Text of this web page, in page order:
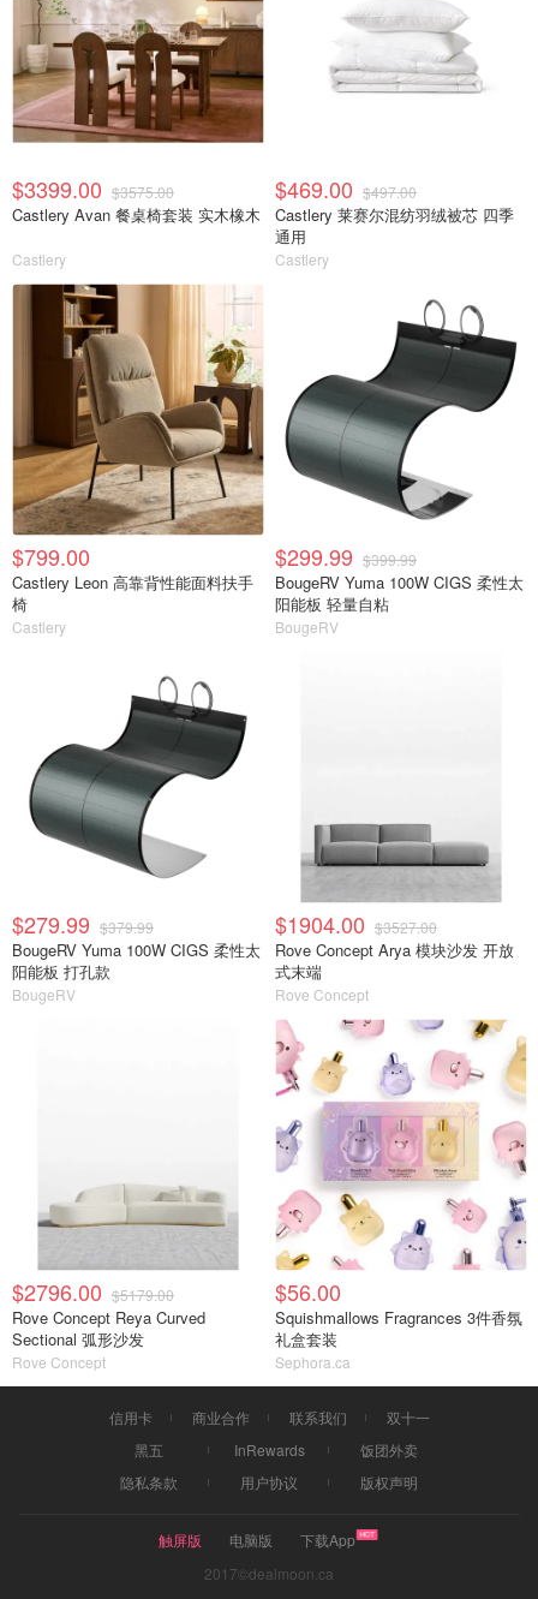
$3399.00 $3575.00
Castlery Avan 餐桌椅套装 实木橡木
Castlery
$469.00 $497.00
Castlery 莱赛尔混纺羽绒被芯 四季
通用
Castlery
$799.00
Castlery Leon 高靠背性能面料扶手
椅
Castlery
$299.99 $399.99
BougeRV Yuma 100W CIGS 柔性太
阳能板 轻量自粘
BougeRV
$279.99 $379.99
BougeRV Yuma 100W CIGS 柔性太
阳能板 打孔款
BougeRV
$1904.00 $3527.00
Rove Concept Arya 模块沙发 开放
式末端
Rove Concept
$2796.00 $5179.00
Rove Concept Reya Curved
Sectional 弧形沙发
Rove Concept
$56.00
Squishmallows Fragrances 3件香氛
礼盒套装
Sephora.ca
信用卡 商业合作 联系我们
双十一
黑五
InRewards
饭团外卖
隐私条款
用户协议 版权声明
触屏版 电脑版
下载App
2017©dealmoon.ca